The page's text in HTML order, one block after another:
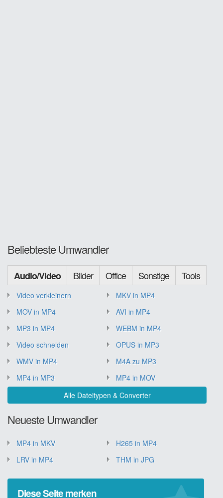
Beliebteste Umwandler
Audio/Video Bilder Office Sonstige Tools
Video verkleinern
MKV in MP4
MOV in MP4
AVI in MP4
MP3 in MP4
WEBM in MP4
Video schneiden
OPUS in MP3
WMV in MP4
M4A zu MP3
MP4 in MP3
MP4 in MOV
Alle Dateitypen & Converter
Neueste Umwandler
MP4 in MKV
H265 in MP4
LRV in MP4
THM in JPG
Diese Seite merken